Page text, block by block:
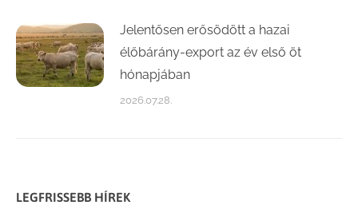
Jelentősen erősödött a hazai
élőbárány-export az év első öt
hónapjában
2026.07.28.
LEGFRISSEBB HÍREK